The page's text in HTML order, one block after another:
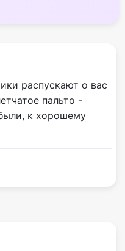
распускают о вас
пальто -
к хорошему